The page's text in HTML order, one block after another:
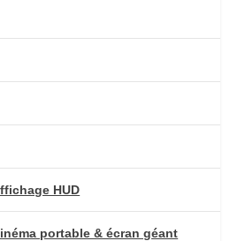
HUD
portable & écran géant